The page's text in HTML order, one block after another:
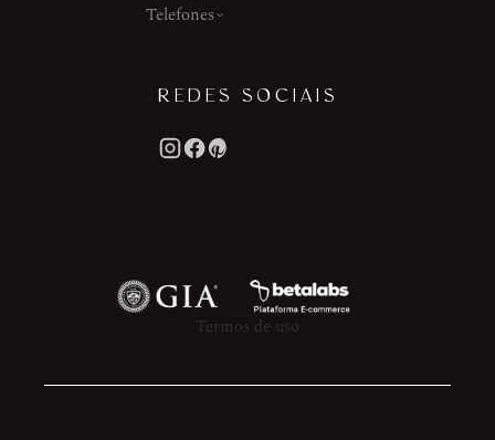
Telefones
REDES SOCIAIS
Termos de uso